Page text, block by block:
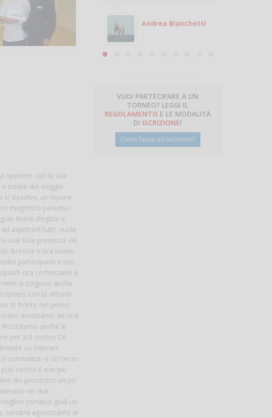
opprime con la sua
insidie del viaggio
si dissolve, un tepore
magnifico paradiso
leone d’egitto e
aspettarli tutti, vuole
sua sola presenza. Gli
Brescia e ora inizino
partecipanti e con
ora cominciano a
si colgono anche
torneo con la vittoria
di fronte nel primo
assistiamo ad una
anche le
per 3-0 contro De
su Valerani
combattuti e col terzo
contro il suo più
dei pronostici un po’
nei due
romanzi gialli un
sembra agonizzante al
fare per prenotare
per giocare con
amico?
chiamare il numero
Andrea Bianchetti
VUOI PARTECIPARE A UN
TORNEO? LEGGI IL
REGOLAMENTO E LE MODALITÀ
DI ISCRIZIONE!
Come faccio ad iscrivermi?